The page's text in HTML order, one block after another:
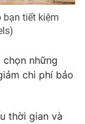
bạn tiết kiệm
những
chi phí bảo
thời gian và